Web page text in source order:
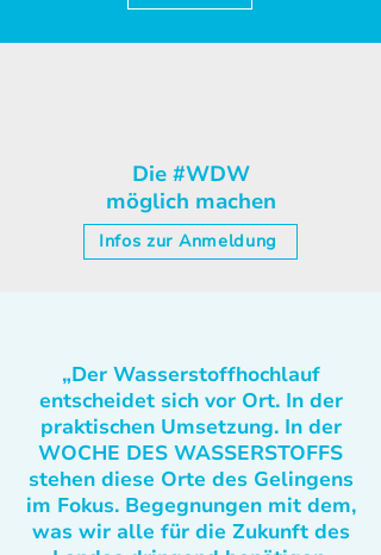
Die #WDW
möglich machen
Infos zur Anmeldung
„Der Wasserstoffhochlauf
entscheidet sich vor Ort. In der
praktischen Umsetzung. In der
WOCHE DES WASSERSTOFFS
stehen diese Orte des Gelingens
im Fokus. Begegnungen mit dem,
was wir alle für die Zukunft des